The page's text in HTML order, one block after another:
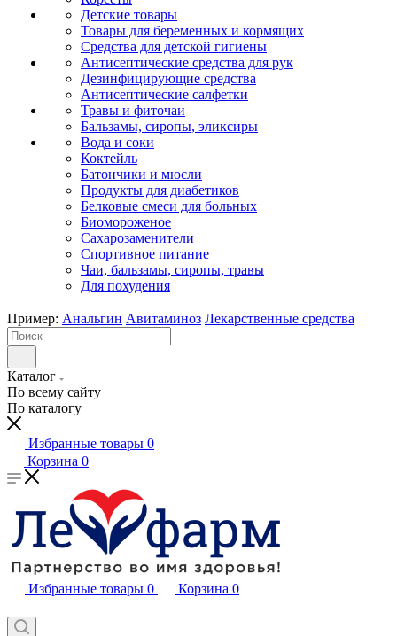
Детские товары
Товары для беременных и кормящих
Средства для детской гигиены
Антисептические средства для рук
Дезинфицирующие средства
Антисептические салфетки
Травы и фиточаи
Бальзамы, сиропы, эликсиры
Вода и соки
Коктейль
Батончики и мюсли
Продукты для диабетиков
Белковые смеси для больных
Биомороженое
Сахарозаменители
Спортивное питание
Чаи, бальзамы, сиропы, травы
Для похудения
Пример: Анальгин Авитаминоз Лекарственные средства
Каталог
По всему сайту
По каталогу
Избранные товары 0
Корзина 0
Избранные товары 0 Корзина 0